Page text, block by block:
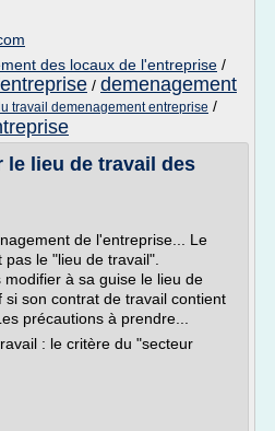
des locaux de l'entreprise /
/ demenagement
travail demenagement entreprise /
le lieu de travail des
de l'entreprise... Le
le "lieu de travail".
à sa guise le lieu de
son contrat de travail contient
précautions à prendre...
: le critère du "secteur